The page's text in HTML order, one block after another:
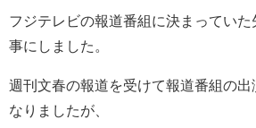
フジテレビの報道番組に決まってい
事にしました。
週刊文春の報道を受けて報道番組の出
なりましたが、